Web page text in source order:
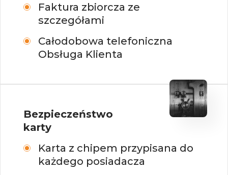
Faktura zbiorcza ze
szczegółami
Całodobowa telefoniczna
Obsługa Klienta
Bezpieczeństwo
karty
Karta z chipem przypisana do
każdego posiadacza